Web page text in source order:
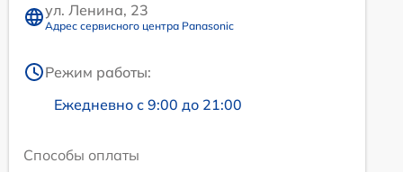
ул. Ленина, 23
Адрес сервисного центра Panasonic
Режим работы:
Ежедневно с 9:00 до 21:00
Способы оплаты